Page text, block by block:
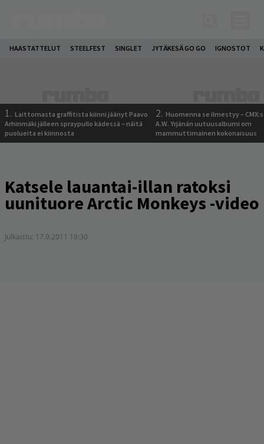
HAASTATTELUT STEELFEST SINGLET JYTÄKESÄ GO GO IGNOSTOT
1. Laittomasta graffitista kiinni jäänyt Paavo
Arhinmäki jälleen spraypullo kädessä – näitä
puolueita ei kiinnosta
2. Huomenna se ilmestyy –
A.W. Yrjänän uutuusalbumi om
mammuttimainen kokonaisuus
Katsele lauantai-illan ratoksi
uunituore Arctic Monkeys -video
Julkaistu: 17.9.2011 18:30